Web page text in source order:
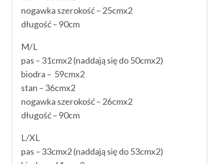
nogawka szerokość – 25cmx2
długość – 90cm
M/L
pas – 31cmx2 (naddają się do 50cmx2)
biodra – 59cmx2
stan – 36cmx2
nogawka szerokość – 26cmx2
długość – 90cm
L/XL
pas – 33cmx2 (naddają się do 53cmx2)